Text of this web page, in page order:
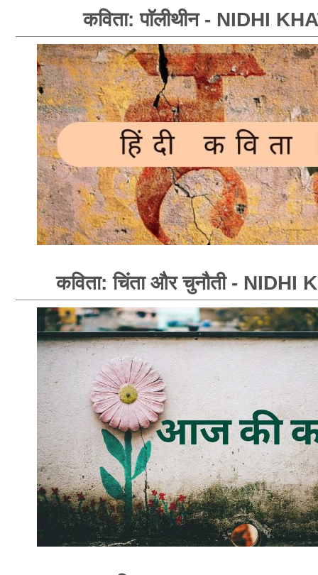
कविता: पाॅलीथीन - NIDHI
कविता: चिंता और चुनौती - NIDHI